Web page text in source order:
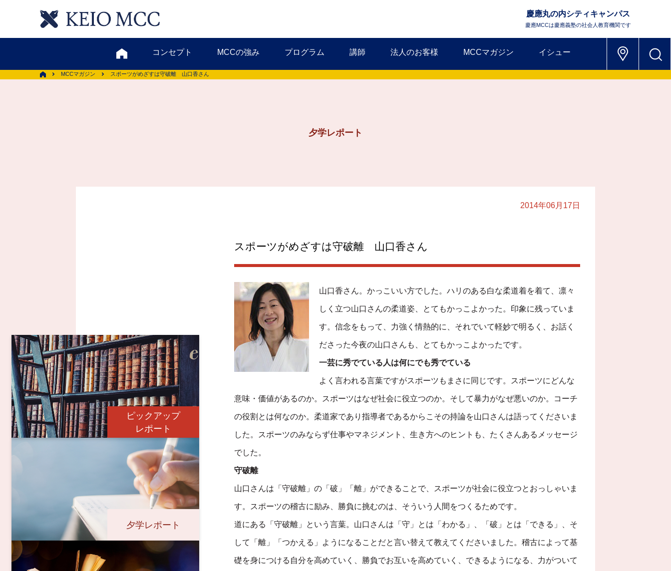
慶應丸の内シティキャンパス
慶應MCCは慶應義塾の社会人教育機関です
コンセプト MCCの強み プログラム 講師 法人のお客様 MCCマガジン イシュー
MCCマガジン スポーツがめざすは守破離 山口香さん
夕学レポート
2014年06月17日
スポーツがめざすは守破離 山口香さん
山口香さん。かっこいい方でした。ハリのある白な柔道着を着て、凛々
しく立つ山口さんの柔道姿、とてもかっこよかった。印象に残っていま
す。信念をもって、力強く情熱的に、それでいて軽妙で明るく、お話く
ださった今夜の山口さんも、とてもかっこよかったです。
一芸に秀でている人は何にでも秀でている
よく言われる言葉ですがスポーツもまさに同じです。スポーツにどんな
意味・価値があるのか。スポーツはなぜ社会に役立つのか。そして暴力がなぜ悪いのか。コーチ
の役割とは何なのか。柔道家であり指導者であるからこその持論を山口さんは語ってくださいま
した。スポーツのみならず仕事やマネジメント、生き方へのヒントも、たくさんあるメッセージ
でした。
守破離
山口さんは「守破離」の「破」「離」ができることで、スポーツが社会に役立つとおっしゃいま
す。スポーツの稽古に励み、勝負に挑むのは、そういう人間をつくるためです。
道にある「守破離」という言葉。山口さんは「守」とは「わかる」、「破」とは「できる」、そ
して「離」「つかえる」ようになることだと言い替えて教えてくださいました。稽古によって基
礎を身につける自分を高めていく、勝負でお互いを高めていく、できるようになる、力がついて
ピックアップ
レポート
夕学レポート